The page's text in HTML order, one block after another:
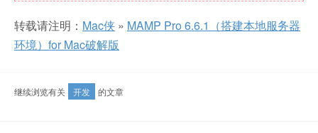
转载请注明： Mac侠 » MAMP Pro 6.6.1（搭建本地服务器
环境）for Mac破解版
继续浏览有关 开发 的文章